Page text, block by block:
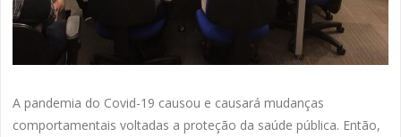
A pandemia do Covid-19 causou e causará mudanças
comportamentais voltadas a proteção da saúde pública. Então,